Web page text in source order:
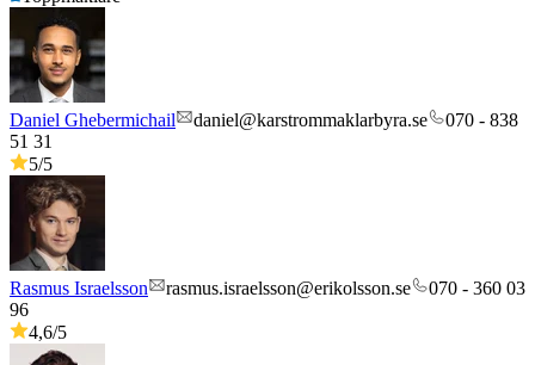
Daniel Ghebermichail daniel@karstrommaklarbyra.se
070 - 838
51 31
5/5
Rasmus Israelsson rasmus.israelsson@erikolsson.se
070 - 360 03
96
4,6/5